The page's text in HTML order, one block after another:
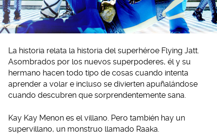
La historia relata la historia del superhéroe Flying Jatt.
Asombrados por los nuevos superpoderes, él y su
hermano hacen todo tipo de cosas cuando intenta
aprender a volar e incluso se divierten apuñalándose
cuando descubren que sorprendentemente sana.
Kay Kay Menon es el villano. Pero también hay un
supervillano, un monstruo llamado Raaka.